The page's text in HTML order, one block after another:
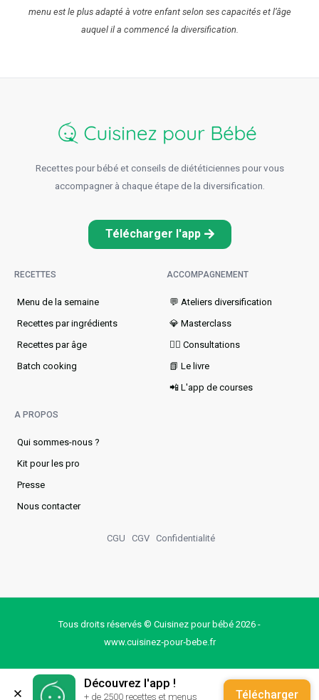
menu est le plus adapté à votre enfant selon ses capacités et l’âge
auquel il a commencé la diversification.
Recettes pour bébé et conseils de diététiciennes pour vous
accompagner à chaque étape de la diversification.
Télécharger l'app
RECETTES
Menu de la semaine​
Recettes par ingrédients
Recettes par âge
Batch cooking
ACCOMPAGNEMENT
💬 Ateliers diversification
💎 Masterclass
👩‍⚕️ Consultations
📗 Le livre
📲 L'app de courses
A PROPOS
Qui sommes-nous ?
Kit pour les pro
Presse
Nous contacter
CGU CGV Confidentialité
Tous droits réservés © Cuisinez pour bébé 2026 -
www.cuisinez‑pour‑bebe.fr
Découvrez l'app !
+ de 2500 recettes et menus Télécharger